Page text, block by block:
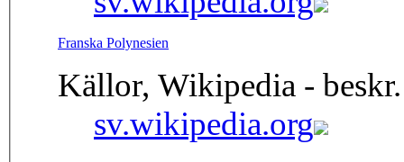
Franska Polynesien
Källor, Wikipedia -
sv.wikipedia.org